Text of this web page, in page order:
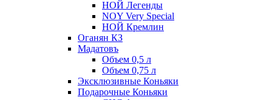
НОЙ Легенды
NOY Very Speсial
НОЙ Кремлин
Оганян КЗ
Мадатовъ
Объем 0,5 л
Объем 0,75 л
Эксклюзивные Коньяки
Подарочные Коньяки